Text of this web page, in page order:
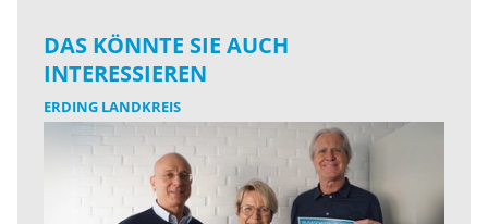
DAS KÖNNTE SIE AUCH
INTERESSIEREN
ERDING LANDKREIS